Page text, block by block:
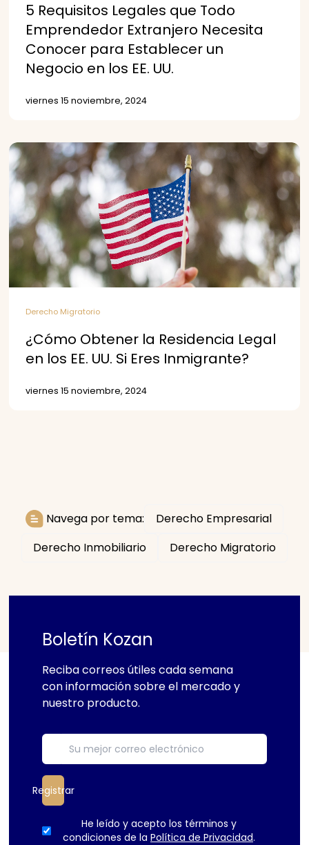
5 Requisitos Legales que Todo
Emprendedor Extranjero Necesita
Conocer para Establecer un
Negocio en los EE. UU.
viernes 15 noviembre, 2024
Derecho Migratorio
¿Cómo Obtener la Residencia Legal
en los EE. UU. Si Eres Inmigrante?
viernes 15 noviembre, 2024
Navega por tema:
Derecho Empresarial
Derecho Inmobiliario
Derecho Migratorio
Boletín Kozan
Reciba correos útiles cada semana
con información sobre el mercado y
nuestro producto.
Registrar
He leído y acepto los términos y
condiciones de la Política de Privacidad.